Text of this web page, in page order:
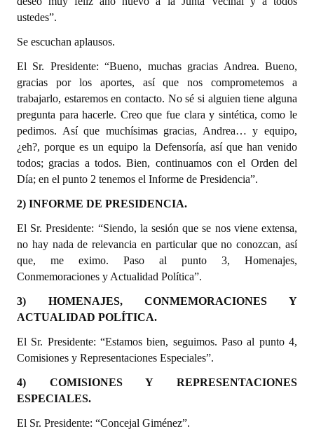
ustedes”.
Se escuchan aplausos.
El Sr. Presidente: “Bueno, muchas gracias Andrea. Bueno,
gracias por los aportes, así que nos comprometemos a
trabajarlo, estaremos en contacto. No sé si alguien tiene alguna
pregunta para hacerle. Creo que fue clara y sintética, como le
pedimos. Así que muchísimas gracias, Andrea… y equipo,
¿eh?, porque es un equipo la Defensoría, así que han venido
todos; gracias a todos. Bien, continuamos con el Orden del
Día; en el punto 2 tenemos el Informe de Presidencia”.
2) INFORME DE PRESIDENCIA.
El Sr. Presidente: “Siendo, la sesión que se nos viene extensa,
no hay nada de relevancia en particular que no conozcan, así
que, me eximo. Paso al punto 3, Homenajes,
Conmemoraciones y Actualidad Política”.
3) HOMENAJES, CONMEMORACIONES Y
ACTUALIDAD POLÍTICA.
El Sr. Presidente: “Estamos bien, seguimos. Paso al punto 4,
Comisiones y Representaciones Especiales”.
4) COMISIONES Y REPRESENTACIONES
ESPECIALES.
El Sr. Presidente: “Concejal Giménez”.